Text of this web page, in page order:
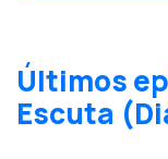
Últimos
Escuta